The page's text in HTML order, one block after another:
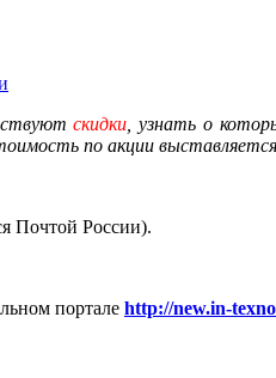
скидки , узнать о
по акции
Почтой России).
портале http://new.in-